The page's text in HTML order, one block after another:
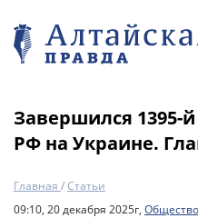
Завершился 1395-
РФ на Украине.
Главная /Статьи
09:10, 20 декабря 2025г, Общество